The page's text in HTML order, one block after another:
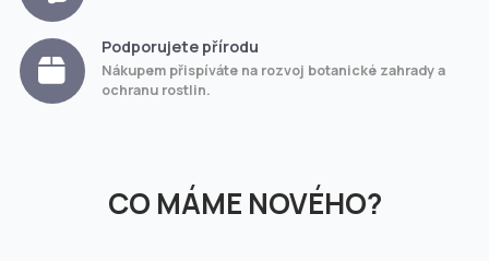
Podporujete přírodu
Nákupem přispíváte na rozvoj botanické zahrady a
ochranu rostlin.
CO MÁME NOVÉHO?